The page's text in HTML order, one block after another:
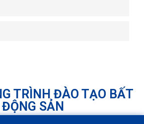
TRÌNH ĐÀO TẠO BẤT
ĐỘNG SẢN